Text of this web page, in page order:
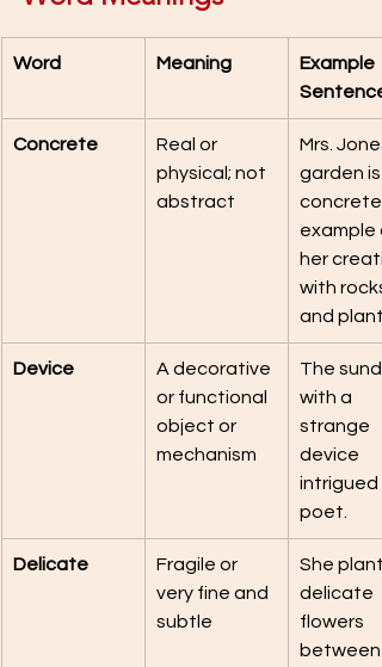
Word Meaning
Example
Sentence
Concrete
Real or
physical; not
abstract
Mrs.
garden is
concrete
example
her
with rocks
and
Device
A decorative
or functional
object or
mechanism
The
with a
strange
device
intrigued
poet.
Delicate
Fragile or
very fine and
subtle
She
delicate
flowers
between